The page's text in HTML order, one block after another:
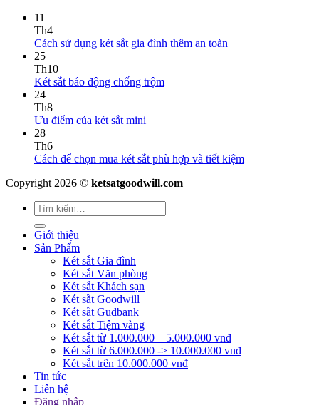
11
Th4
Cách sử dụng két sắt gia đình thêm an toàn
25
Th10
Két sắt báo động chống trộm
24
Th8
Ưu điểm của két sắt mini
28
Th6
Cách để chọn mua két sắt phù hợp và tiết kiệm
Copyright 2026 © ketsatgoodwill.com
Giới thiệu
Sản Phẩm
Két sắt Gia đình
Két sắt Văn phòng
Két sắt Khách sạn
Két sắt Goodwill
Két sắt Gudbank
Két sắt Tiệm vàng
Két sắt từ 1.000.000 – 5.000.000 vnđ
Két sắt từ 6.000.000 -> 10.000.000 vnđ
Két sắt trên 10.000.000 vnđ
Tin tức
Liên hệ
Đăng nhập